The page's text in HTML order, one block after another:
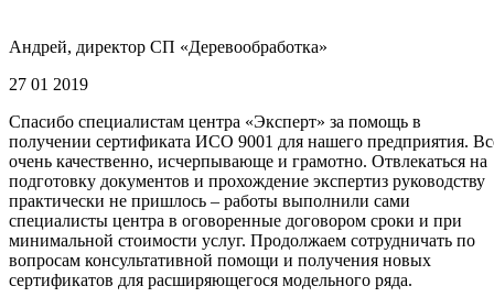
Андрей, директор СП «Деревообработка»
27 01 2019
Спасибо специалистам центра «Эксперт» за помощь в
получении сертификата ИСО 9001 для нашего предприятия.
очень качественно, исчерпывающе и грамотно. Отвлекаться на
подготовку документов и прохождение экспертиз руководству
практически не пришлось – работы выполнили сами
специалисты центра в оговоренные договором сроки и при
минимальной стоимости услуг. Продолжаем сотрудничать по
вопросам консультативной помощи и получения новых
сертификатов для расширяющегося модельного ряда.